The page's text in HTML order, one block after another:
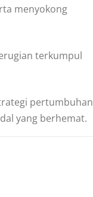
menyokong
terkumpul
pertumbuhan
yang berhemat.